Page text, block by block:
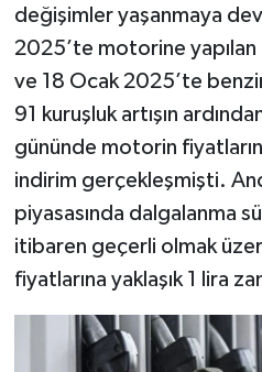
değişimler yaşanmaya
2025’te motorine yapılan
ve 18 Ocak 2025’te
91 kuruşluk artışın
gününde motorin
indirim gerçekleşmişti.
piyasasında dalgalanma
itibaren geçerli olmak
fiyatlarına yaklaşık 1 lira